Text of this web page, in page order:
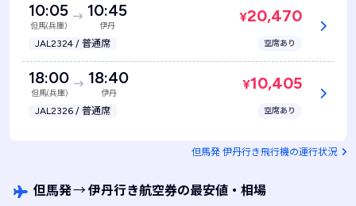
10:05
但馬(兵庫)
10:45
伊丹
JAL2324 / 普通席
¥20,470
空席あり
18:00
但馬(兵庫)
18:40
伊丹
JAL2326 / 普通席
¥10,405
空席あり
但馬発 伊丹行き飛行機の運行状況
但馬発→伊丹行き航空券の最安値・相場